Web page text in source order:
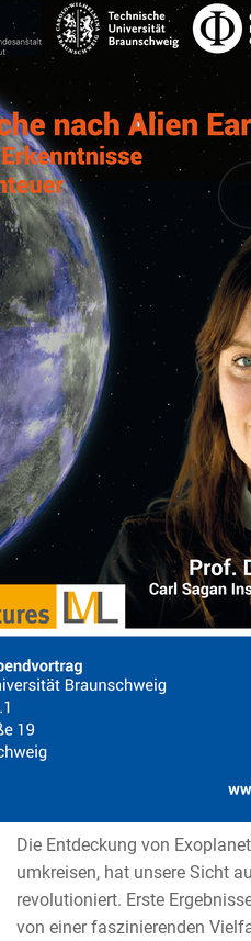
Die Entdeckung von
umkreisen, hat unsere Sicht
revolutioniert. Erste
von einer faszinierenden